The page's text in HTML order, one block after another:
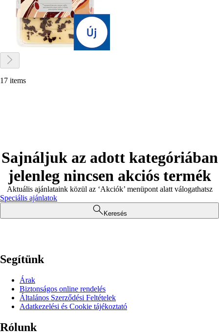
17 items
Sajnáljuk az adott kategóriában
jelenleg nincsen akciós termék
Aktuális ajánlataink közül az ‘Akciók’ menüpont alatt válogathatsz
Speciális ajánlatok
Keresés
Segítünk
Árak
Biztonságos online rendelés
Általános Szerződési Feltételek
Adatkezelési és Cookie tájékoztató
Rólunk